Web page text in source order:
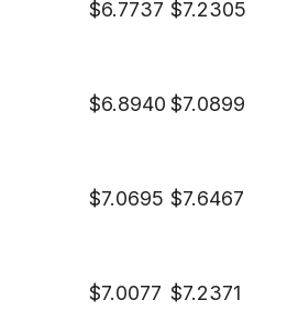
$6.7737 $7.2305
$6.8940 $7.0899
$7.0695 $7.6467
$7.0077 $7.2371